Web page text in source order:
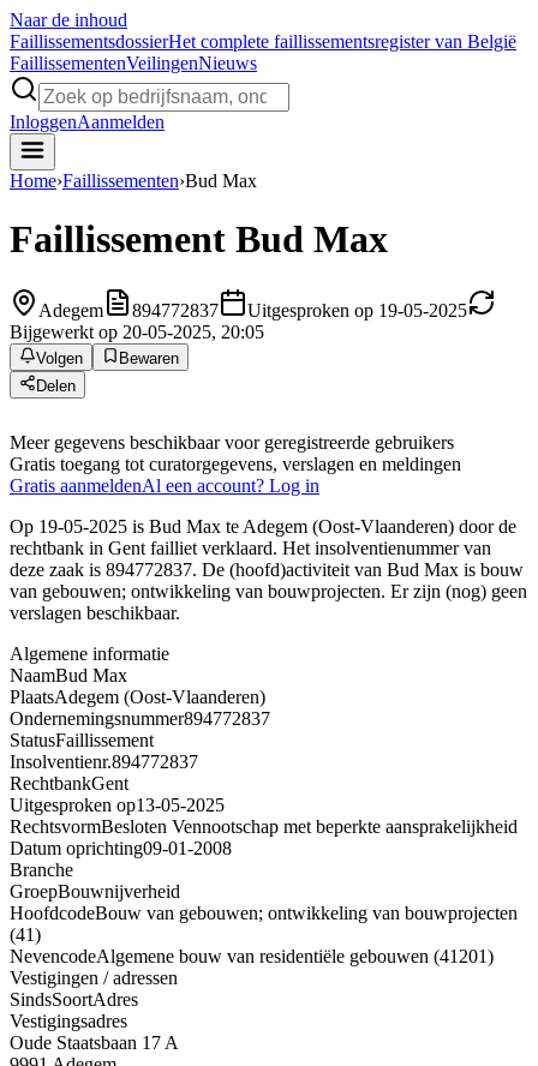
Naar de inhoud
FaillissementsdossierHet complete faillissementsregister van België
FaillissementenVeilingenNieuws
InloggenAanmelden
Home›Faillissementen›Bud Max
Faillissement Bud Max
Adegem 894772837
Uitgesproken op 19-05-2025
Bijgewerkt op 20-05-2025, 20:05
Volgen
Bewaren
Delen
Meer gegevens beschikbaar voor geregistreerde gebruikers
Gratis toegang tot curatorgegevens, verslagen en meldingen
Gratis aanmeldenAl een account? Log in
Op 19-05-2025 is Bud Max te Adegem (Oost-Vlaanderen) door de
rechtbank in Gent failliet verklaard. Het insolventienummer van
deze zaak is 894772837. De (hoofd)activiteit van Bud Max is bouw
van gebouwen; ontwikkeling van bouwprojecten. Er zijn (nog) geen
verslagen beschikbaar.
Algemene informatie
NaamBud Max
PlaatsAdegem (Oost-Vlaanderen)
Ondernemingsnummer894772837
StatusFaillissement
Insolventienr.894772837
RechtbankGent
Uitgesproken op13-05-2025
RechtsvormBesloten Vennootschap met beperkte aansprakelijkheid
Datum oprichting09-01-2008
Branche
GroepBouwnijverheid
HoofdcodeBouw van gebouwen; ontwikkeling van bouwprojecten
(41)
NevencodeAlgemene bouw van residentiële gebouwen (41201)
Vestigingen / adressen
SindsSoortAdres
Vestigingsadres
Oude Staatsbaan 17 A